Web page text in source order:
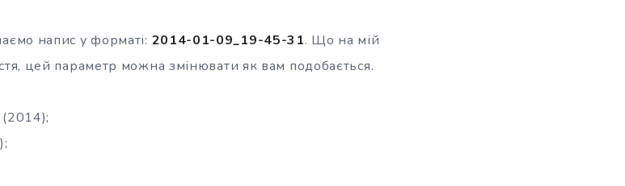
напис у форматі: 2014-01-09_19-45-31. Що на мій
цей параметр можна змінювати як вам подобається.